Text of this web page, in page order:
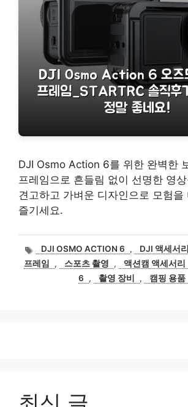
DJI Osmo Action 6를 위한 완벽한
프레임으로 흔들림 없이 선명한 영
견고하고 가벼운 디자인으로 모험을
즐기세요.
태
그
DJI OSMO ACTION 6 , DJI 액세서리
프레임
, 스포츠 촬영 , 액션캠 액세서리
6
, 촬영 장비 , 캠핑 용품